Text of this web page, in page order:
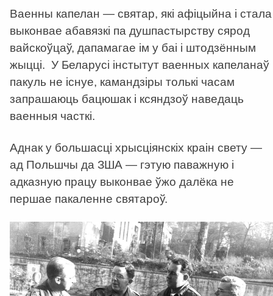
Ваенны капелан — святар, які афіцыйна і стала
выконвае абавязкі па душпастырству сярод
вайскоўцаў, дапамагае ім у баі і штодзённым
жыцці. У Беларусі інстытут ваенных капеланаў
пакуль не існуе, камандзіры толькі часам
запрашаюць бацюшак і ксяндзоў наведаць
ваенныя часткі.
Аднак у большасці хрысціянскіх краін свету —
ад Польшчы да ЗША — гэтую паважную і
адказную працу выконвае ўжо далёка не
першае пакаленне святароў.